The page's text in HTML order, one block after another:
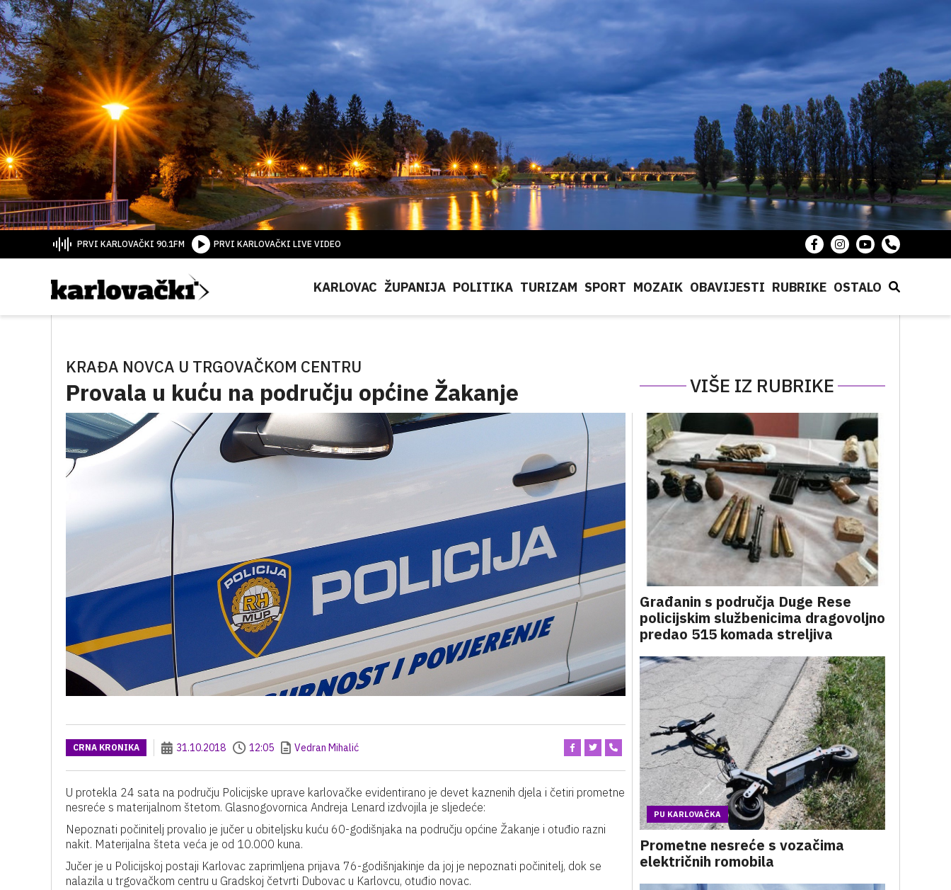
PRVI KARLOVAČKI 90.1FM PRVI KARLOVAČKI LIVE VIDEO
KARLOVAC ŽUPANIJA POLITIKA TURIZAM SPORT MOZAIK OBAVIJESTI RUBRIKE OSTALO
KRAĐA NOVCA U TRGOVAČKOM CENTRU
Provala u kuću na području općine Žakanje VIŠE IZ RUBRIKE
CRNA KRONIKA 31.10.2018 12:05 Vedran Mihalić
U protekla 24 sata na području Policijske uprave karlovačke evidentirano je devet kaznenih djela i četiri prometne
nesreće s materijalnom štetom. Glasnogovornica Andreja Lenard izdvojila je sljedeće:
Nepoznati počinitelj provalio je jučer u obiteljsku kuću 60-godišnjaka na području općine Žakanje i otuđio razni
nakit. Materijalna šteta veća je od 10.000 kuna.
Jučer je u Policijskoj postaji Karlovac zaprimljena prijava 76-godišnjakinje da joj je nepoznati počinitelj, dok se
nalazila u trgovačkom centru u Gradskoj četvrti Dubovac u Karlovcu, otuđio novac.
Građanin s područja Duge Rese
policijskim službenicima dragovoljno
predao 515 komada streljiva
PU KARLOVAČKA
Prometne nesreće s vozačima
električnih romobila